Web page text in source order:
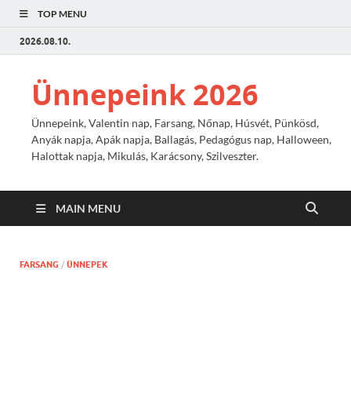
TOP MENU
2026.08.10.
Ünnepeink 2026
Ünnepeink, Valentin nap, Farsang, Nőnap, Húsvét, Pünkösd,
Anyák napja, Apák napja, Ballagás, Pedagógus nap, Halloween,
Halottak napja, Mikulás, Karácsony, Szilveszter.
MAIN MENU
FARSANG / ÜNNEPEK